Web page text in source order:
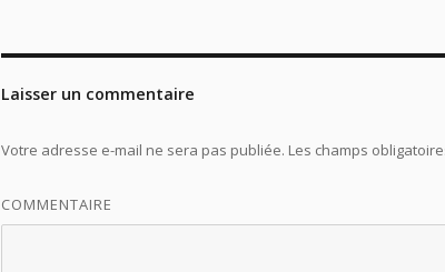
Laisser un commentaire
Votre adresse e-mail ne sera pas publiée. Les champs
COMMENTAIRE